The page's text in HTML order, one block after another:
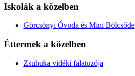
Iskolák a közelben
Görcsönyi Óvoda és Mini Bölcsőde
Éttermek a közelben
Zsuhuka vidéki falatozója